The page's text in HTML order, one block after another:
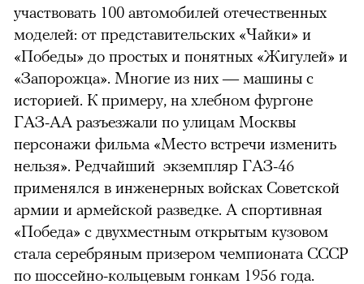
участвовать 100 автомобилей отечественных
моделей: от представительских «Чайки» и
«Победы» до простых и понятных «Жигулей» и
«Запорожца». Многие из них — машины с
историей. К примеру, на хлебном фургоне
ГАЗ-АА разъезжали по улицам Москвы
персонажи фильма «Место встречи изменить
нельзя». Редчайший экземпляр ГАЗ-46
применялся в инженерных войсках Советской
армии и армейской разведке. А спортивная
«Победа» с двухместным открытым кузовом
стала серебряным призером чемпионата СССР
по шоссейно-кольцевым гонкам 1956 года.